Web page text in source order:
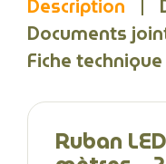
Description
Documents
Fiche technique
Ruban